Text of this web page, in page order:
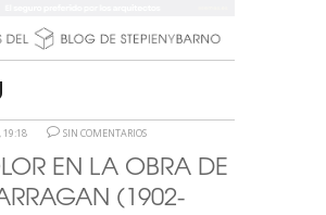
19:18 SIN COMENTARIOS
EN LA OBRA DE
(1902-